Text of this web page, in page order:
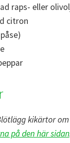
raps- eller
citron
kikärtor
på den här sidan